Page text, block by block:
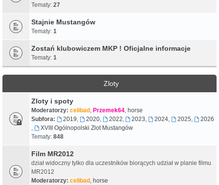
Tematy: 27
Stajnie Mustangów
Tematy: 1
Zostań klubowiczem MKP ! Oficjalne informacje
Tematy: 1
Zloty
Zloty i spoty
Moderatorzy: celibad, Przemek64, horse
Subfora:
2019, 2020, 2022, 2023, 2024, 2025,
2026
,
XVIII Ogólnopolski Zlot Mustangów
Tematy: 848
Film MR2012
dział widoczny tylko dla uczestników biorących udział w planie filmu
MR2012
Moderatorzy: celibad, horse